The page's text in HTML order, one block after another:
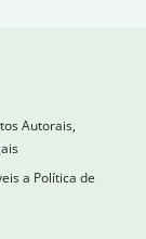
Autorais,
a Política de